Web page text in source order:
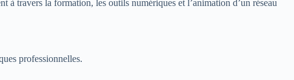
à travers la formation, les outils numériques et l’animation d’un réseau
professionnelles.